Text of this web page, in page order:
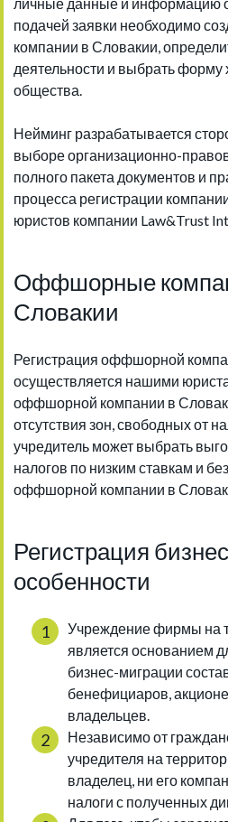
подачей заявки необходимо
компании в Словакии,
деятельности и выбрать форму
общества.
Нейминг разрабатывается
выборе организационно-
полного пакета документов и
процесса регистрации
юристов компании Law&Trust
Оффшорные
Словакии
Регистрация оффшорной
осуществляется нашими
оффшорной компании в
отсутствия зон, свободных от
учредитель может выбрать
налогов по низким ставкам и
оффшорной компании в
Регистрация
особенности
Учреждение фирмы на
является основанием
бизнес-миграции
бенефициаров,
владельцев.
Независимо от
учредителя на
владелец, ни его
налоги с полученных